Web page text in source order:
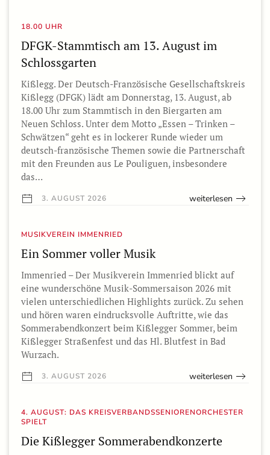
18.00 UHR
DFGK-Stammtisch am 13. August im
Schlossgarten
Kißlegg. Der Deutsch-Französische Gesellschaftskreis
Kißlegg (DFGK) lädt am Donnerstag, 13. August, ab
18.00 Uhr zum Stammtisch in den Biergarten am
Neuen Schloss. Unter dem Motto „Essen – Trinken –
Schwätzen“ geht es in lockerer Runde wieder um
deutsch-französische Themen sowie die Partnerschaft
mit den Freunden aus Le Pouliguen, insbesondere
das…
3. AUGUST 2026 weiterlesen
MUSIKVEREIN IMMENRIED
Ein Sommer voller Musik
Immenried – Der Musikverein Immenried blickt auf
eine wunderschöne Musik-Sommersaison 2026 mit
vielen unterschiedlichen Highlights zurück. Zu sehen
und hören waren eindrucksvolle Auftritte, wie das
Sommerabendkonzert beim Kißlegger Sommer, beim
Kißlegger Straßenfest und das Hl. Blutfest in Bad
Wurzach.
3. AUGUST 2026 weiterlesen
4. AUGUST: DAS KREISVERBANDSSENIORENORCHESTER
SPIELT
Die Kißlegger Sommerabendkonzerte